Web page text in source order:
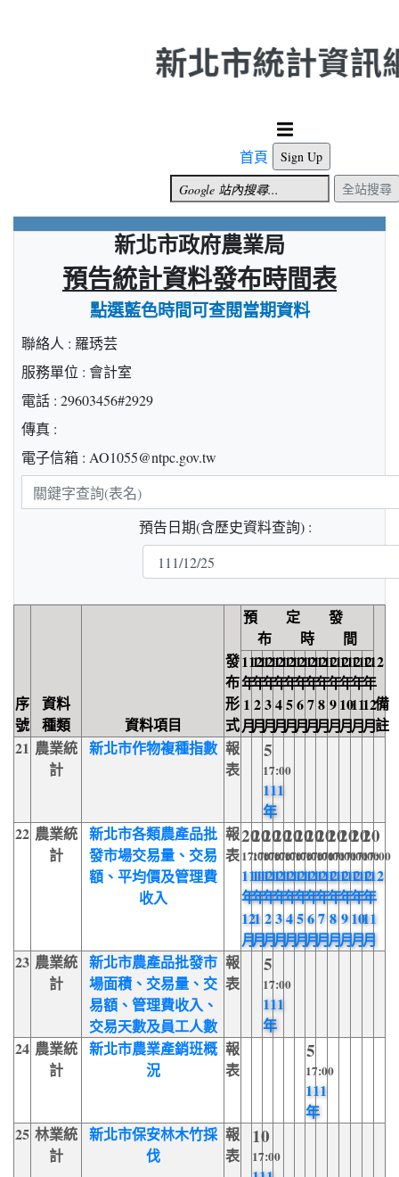
首頁
Sign Up
全站搜尋
新北市政府農業局
預告統計資料發布時間表
點選藍色時間可查閱當期資料
聯絡人 : 羅琇芸
服務單位 : 會計室
電話 : 29603456#2929
傳真 :
電子信箱 : AO1055@ntpc.gov.tw
關
鍵
預告日期(含歷史資料查詢) :
序
號
資料
種類
資料項目
發
布
形
式
預 定 發
布 時 間
備
註
112
年
1
月
112
年
2
月
112
年
3
月
112
年
4
月
112
年
5
月
112
年
6
月
112
年
7
月
112
年
8
月
112
年
9
月
112
年
10
月
112
年
11
月
112
年
12
月
21 農業統
計
新北市作物複種指數 報
表
5
17:00
111
年
22 農業統
計
新北市各類農產品批
發市場交易量、交易
額、平均價及管理費
收入
報
表
20
17:00
111
年
12
月
20
17:00
112
年
1
月
20
17:00
112
年
2
月
20
17:00
112
年
3
月
20
17:00
112
年
4
月
20
17:00
112
年
5
月
20
17:00
112
年
6
月
20
17:00
112
年
7
月
20
17:00
112
年
8
月
20
17:00
112
年
9
月
20
17:00
112
年
10
月
20
17:00
112
年
11
月
23 農業統
計
新北市農產品批發市
場面積、交易量、交
易額、管理費收入、
交易天數及員工人數
報
表
5
17:00
111
年
24 農業統
計
新北市農業產銷班概
況
報
表
5
17:00
111
年
25 林業統
計
新北市保安林木竹採
伐
報
表
10
17:00